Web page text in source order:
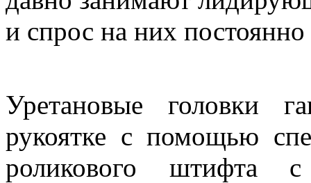
и спрос на них постоянно
Уретановые головки
рукоятке с помощью
роликового штифта